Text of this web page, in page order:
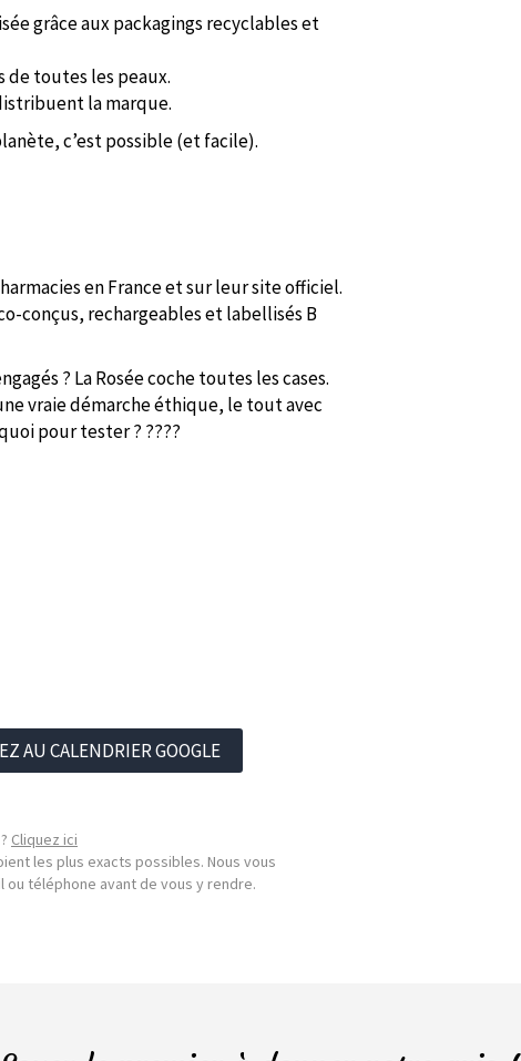
grâce aux packagings recyclables et
de toutes les peaux.
la marque.
c’est possible (et facile).
en France et sur leur site officiel.
conçus, rechargeables et labellisés B
? La Rosée coche toutes les cases.
vraie démarche éthique, le tout avec
pour tester ? ????
AU CALENDRIER GOOGLE
Cliquez ici
les plus exacts possibles. Nous vous
téléphone avant de vous y rendre.